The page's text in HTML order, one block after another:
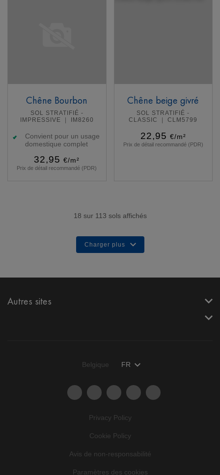
Chêne Bourbon
SOL STRATIFIÉ -
IMPRESSIVE
IM8260
Convient pour un usage
domestique complet
32,95 €/m²
Prix de détail recommandé (PDR)
Chêne beige givré
SOL STRATIFIÉ -
CLASSIC
CLM5799
22,95 €/m²
Prix de détail recommandé (PDR)
18 sur 113 sols affichés
Charger plus
Autres sites
Privacy Policy
Cookie Policy
Avis de non-responsabilité
Paramètres des cookies
Belgique FR